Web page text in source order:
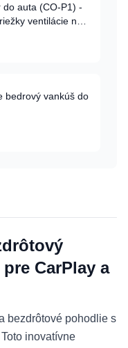
do auta (CO-P1) -
ventilácie na
bedrový vankúš do
CarPlay a
bezdrôtové pohodlie s
inovatívne